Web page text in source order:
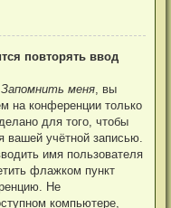
повторять ввод
Запомнить меня, вы
на конференции только
для того, чтобы
вашей учётной записью.
имя пользователя
флажком пункт
Не
компьютере,